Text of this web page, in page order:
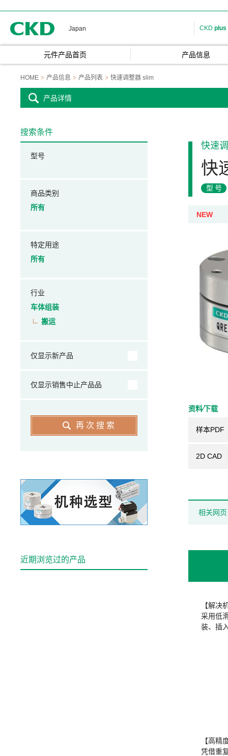
Japan CKD plus
元件产品首页 产品信息
HOME 产品信息 产品列表 快速调整器 slim
产品详情
快速
快
型号
NEW
资料⁄下载
样本PDF
2D CAD
相关网页
【解决
采用低
装、插
【高精
凭借重
搜索条件
型号
商品类别
所有
特定用途
所有
行业
车体组装
搬运
仅显示新产品
仅显示销售中止产品品
再次搜索
近期浏览过的产品